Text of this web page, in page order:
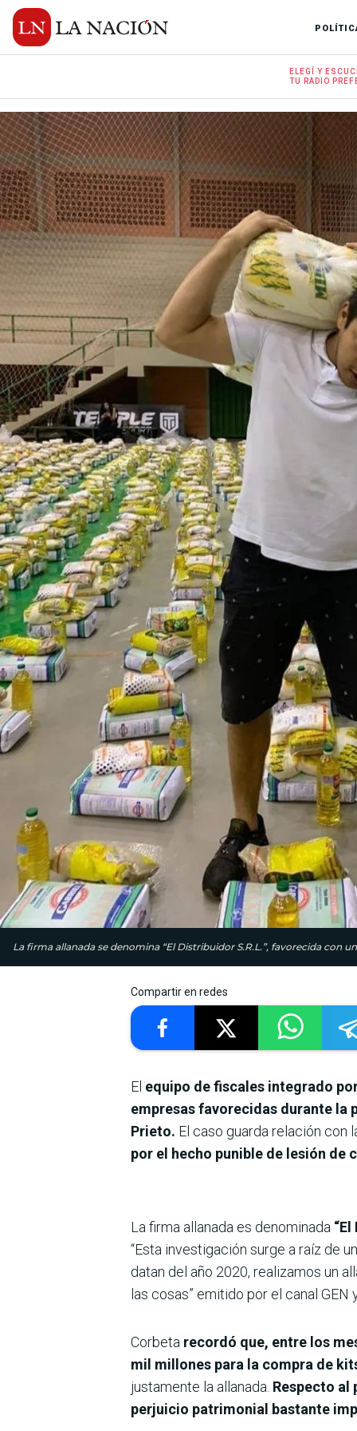
ELEGÍ Y
TU RADIO
La firma allanada se denomina “El Distribuidor S.R.L.”, favorecida con
Compartir en redes
El equipo de fiscales integrado
empresas favorecidas durante la
Prieto. El caso guarda relación con
por el hecho punible de lesión de
La firma allanada es denominada
“Esta investigación surge a raíz de
datan del año 2020, realizamos un
las cosas” emitido por el canal
Corbeta recordó que, entre los
mil millones para la compra de
justamente la allanada. Respecto al
perjuicio patrimonial bastante